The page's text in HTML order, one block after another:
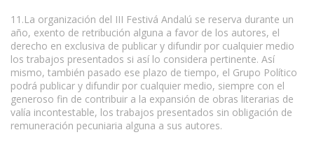
11.La organización del III Festivá Andalú se reserva durante un
año, exento de retribución alguna a favor de los autores, el
derecho en exclusiva de publicar y difundir por cualquier medio
los trabajos presentados si así lo considera pertinente. Así
mismo, también pasado ese plazo de tiempo, el Grupo Político
podrá publicar y difundir por cualquier medio, siempre con el
generoso fin de contribuir a la expansión de obras literarias de
valía incontestable, los trabajos presentados sin obligación de
remuneración pecuniaria alguna a sus autores.